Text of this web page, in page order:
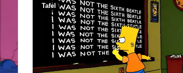
Tafel